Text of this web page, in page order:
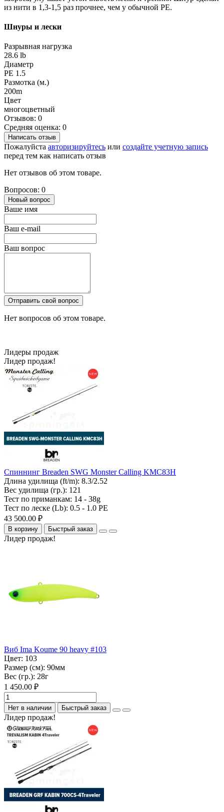
из нити в 1,3-1,5 раз прочнее, чем у обычной РЕ.
Шнуры и лески
Разрывная нагрузка
28.6 lb
Диаметр
PE 1.5
Размотка (м.)
200m
Цвет
многоцветный
Отзывов: 0
Средняя оценка: 0
Написать отзыв
Пожалуйста авторизируйтесь или создайте учетную запись
перед тем как написать отзыв
Нет отзывов об этом товаре.
Вопросов: 0
Новый вопрос
Ваше имя
Ваш e-mail
Ваш вопрос
Отправить свой вопрос
Нет вопросов об этом товаре.
Лидеры продаж
Лидер продаж!
Спиннинг Breaden SWG Monster Calling KMC83H
Длина удилища (ft/m): 8.3/2.52
Вес удилища (гр.): 121
Тест по приманкам: 14 - 38g
Тест по леске (Lb): 0.5 - 1.0 PE
43 500.00 ₽
В корзину Быстрый заказ
Лидер продаж!
Виб Ima Koume 90 heavy #103
Цвет: 103
Размер (см): 90мм
Вес (гр.): 28г
1 450.00 ₽
Нет в наличии Быстрый заказ
Лидер продаж!